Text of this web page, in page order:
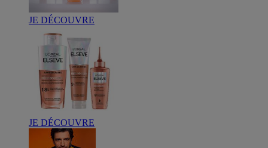
JE DÉCOUVRE
JE DÉCOUVRE